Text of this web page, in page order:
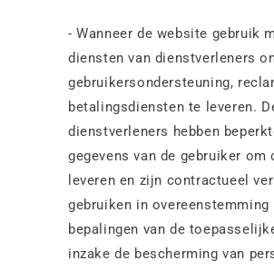
- Wanneer de website gebruik
diensten van dienstverleners
gebruikersondersteuning,
betalingsdiensten te leveren.
dienstverleners hebben
gegevens van de gebruiker om
leveren en zijn contractueel
gebruiken in overeenstemming
bepalingen van de
inzake de bescherming van